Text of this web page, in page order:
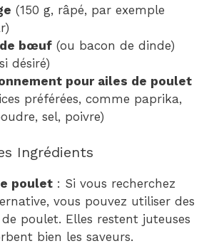
(150 g, râpé, par exemple
de bœuf (ou bacon de dinde)
désiré)
pour ailes de poulet
préférées, comme paprika,
sel, poivre)
Ingrédients
poulet : Si vous recherchez
vous pouvez utiliser des
de poulet. Elles restent juteuses
bien les saveurs.